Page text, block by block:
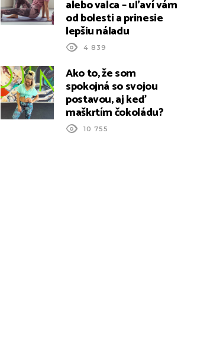
alebo valca – uľaví vám
od bolesti a prinesie
lepšiu náladu
4 839
Ako to, že som
spokojná so svojou
postavou, aj keď
maškrtím čokoládu?
10 755